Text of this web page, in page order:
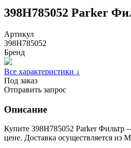
398H785052 Parker
Артикул
398H785052
Бренд
Все характеристики ↓
Под заказ
Отправить запрос
Описание
Купите 398H785052 Parker Фильтр
цене. Доставка осуществляется из